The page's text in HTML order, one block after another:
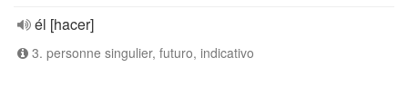
él [hacer]
3. personne singulier, futuro, indicativo